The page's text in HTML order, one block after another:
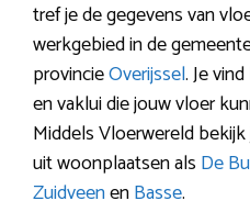
tref je de gegevens van
werkgebied in de
provincieOverijssel. Je
en vaklui die jouw vloer
Middels Vloerwereld
uit woonplaatsen als De
ZuidveenenBasse.